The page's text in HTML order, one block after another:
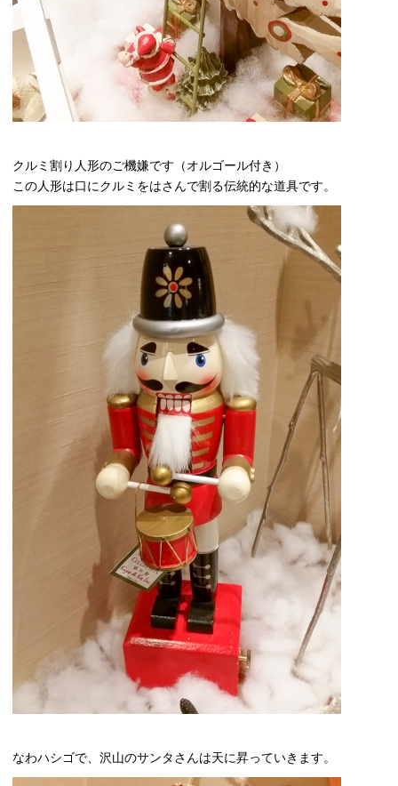
クルミ割り人形のご機嫌です（オルゴール付き）
この人形は口にクルミをはさんで割る伝統的な道具です。
なわハシゴで、沢山のサンタさんは天に昇っていきます。